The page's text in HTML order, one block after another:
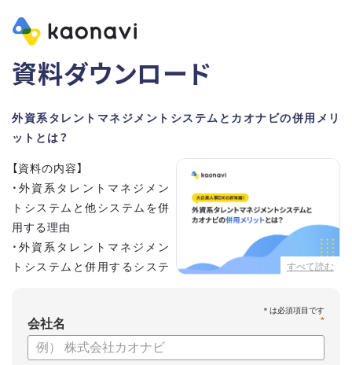
資料ダウンロード
外資系タレントマネジメントシステムとカオナビの併用メリ
ットとは？
すべて読む
【資料の内容】
・外資系タレントマネジメン
トシステムと他システムを併
用する理由
・外資系タレントマネジメン
トシステムと併用するシステ
・お客さまの声
*
会社名